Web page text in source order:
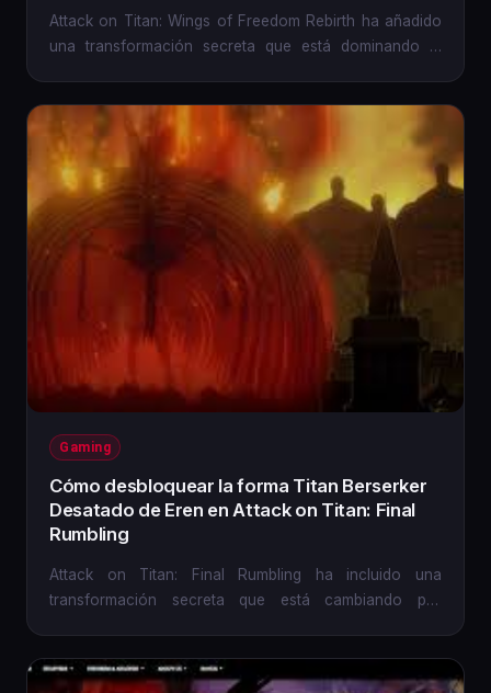
Attack on Titan: Wings of Freedom Rebirth ha añadido
una transformación secreta que está dominando el
Gaming
Cómo desbloquear la forma Titan Berserker
Desatado de Eren en Attack on Titan: Final
Rumbling
Attack on Titan: Final Rumbling ha incluido una
transformación secreta que está cambiando por